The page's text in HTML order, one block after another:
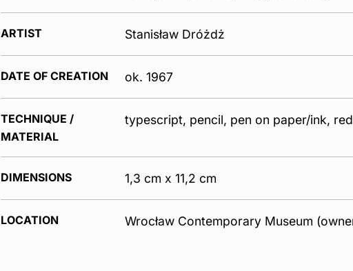
ARTIST Stanisław Dróżdż
DATE OF CREATION ok. 1967
TECHNIQUE /
MATERIAL
typescript, pencil, pen on paper/ink,
DIMENSIONS 1,3 cm x 11,2 cm
LOCATION Wrocław Contemporary Museum